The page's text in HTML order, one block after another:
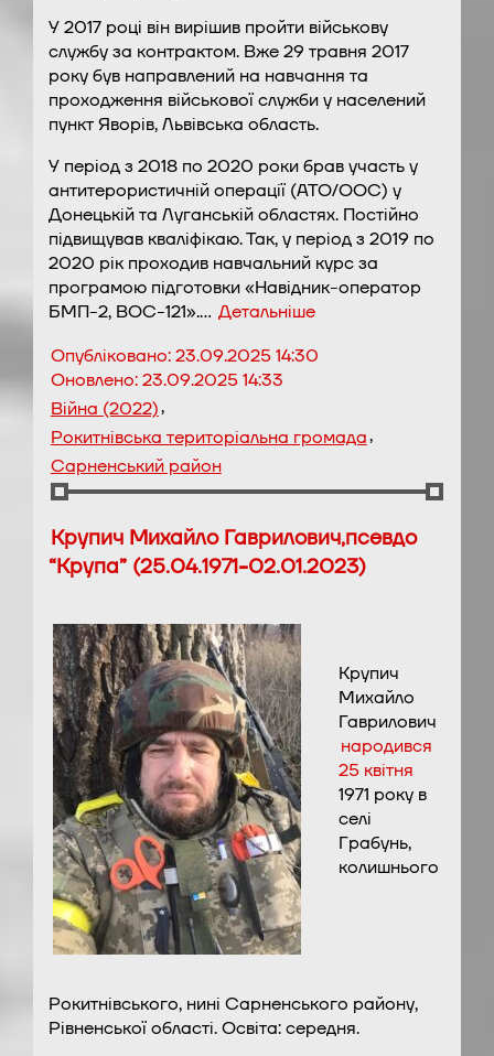
У 2017 році він вирішив пройти військову
службу за контрактом. Вже 29 травня 2017
року був направлений на навчання та
проходження військової служби у населений
пункт Яворів, Львівська область.
У період з 2018 по 2020 роки брав участь у
антитерористичній операції (АТО/ООС) у
Донецькій та Луганській областях. Постійно
підвищував кваліфікаю. Так, у період з 2019 по
2020 рік проходив навчальний курс за
програмою підготовки «Навідник-оператор
БМП-2, ВОС-121».… Детальніше
Опубліковано:23.09.2025 14:30
Оновлено:23.09.2025 14:33
Війна (2022),
Рокитнівська територіальна громада,
Сарненський район
Крупич Михайло Гаврилович,псевдо
“Крупа” (25.04.1971-02.01.2023)
Крупич
Михайло
Гаврилович
народився
25 квітня
1971 року в
селі
Грабунь,
колишнього
Рокитнівського, нині Сарненського району,
Рівненської області. Освіта: середня.